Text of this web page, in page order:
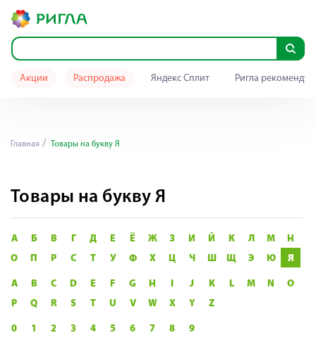
Акции Распродажа Яндекс Сплит Ригла
Главная Товары на букву Я
Товары на букву Я
А Б В Г Д Е Ё Ж З И Й К Л М
Н
О
П Р С Т У Ф Х Ц Ч Ш Щ Э Ю Я
A B C D E F G H I J K L M N
O
P
Q R S T U V W X Y Z
0 1 2 3 4 5 6 7 8 9